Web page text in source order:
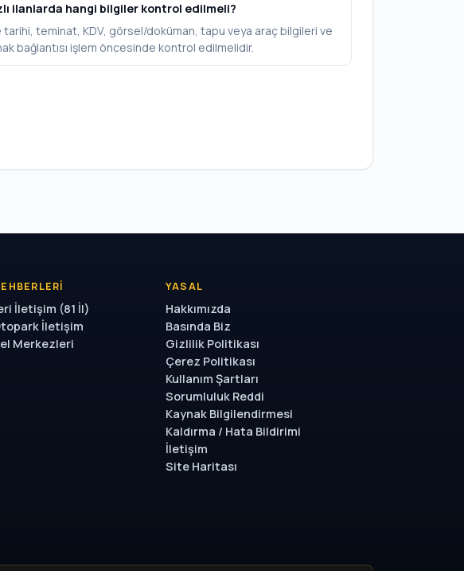
ilanlarda hangi bilgiler kontrol edilmeli?
tarihi, teminat, KDV, görsel/doküman, tapu veya araç bilgileri ve
bağlantısı işlem öncesinde kontrol edilmelidir.
İletişim (81 İl)
İletişim
Merkezleri
YASAL
Hakkımızda
Basında Biz
Gizlilik Politikası
Çerez Politikası
Kullanım Şartları
Sorumluluk Reddi
Kaynak Bilgilendirmesi
Kaldırma / Hata Bildirimi
İletişim
Site Haritası